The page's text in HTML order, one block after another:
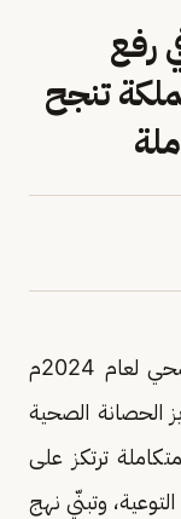
رفع
تنجح
‏‎كشف التقرير السنوي لتحوّل القطاع الصحي لعام 2024م
الحصانة الصحية
ترتكز على
وتبنّي نهج